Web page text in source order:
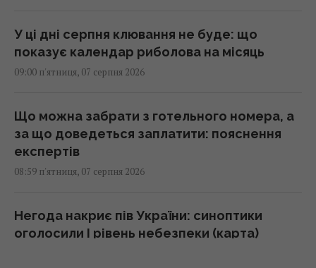
У ці дні серпня клювання не буде: що
показує календар риболова на місяць
09:00 п'ятниця, 07 серпня 2026
Що можна забрати з готельного номера, а
за що доведеться заплатити: пояснення
експертів
08:59 п'ятниця, 07 серпня 2026
Негода накриє пів України: синоптики
оголосили І рівень небезпеки (карта)